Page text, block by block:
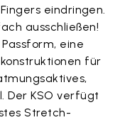
eindringen.
ausschließen!
eine
für
Der KSO verfügt
Stretch-